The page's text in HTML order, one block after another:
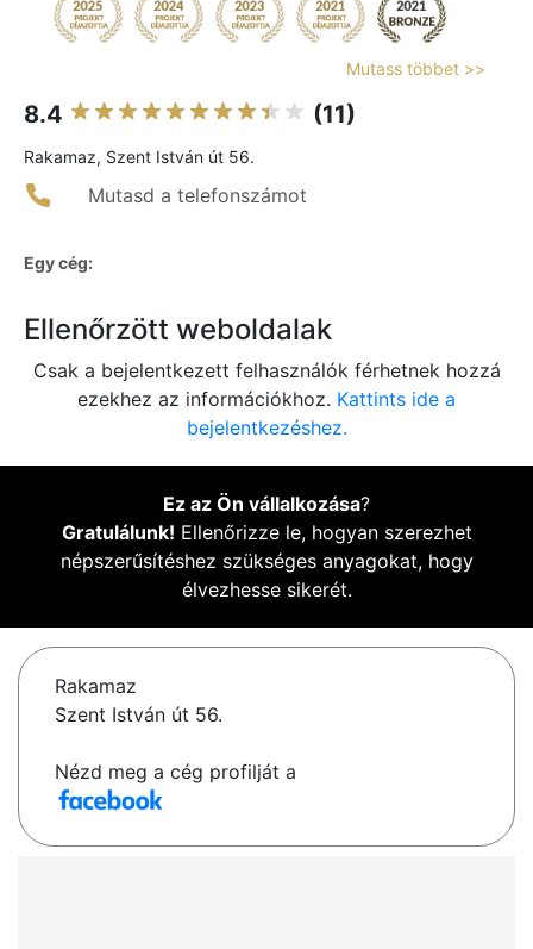
Mutass többet >>
8.4 (11)
Rakamaz, Szent István út 56.
Mutasd a telefonszámot
Egy cég:
Ellenőrzött weboldalak
Csak a bejelentkezett felhasználók férhetnek hozzá
ezekhez az információkhoz. Kattints ide a
bejelentkezéshez.
Ez az Ön vállalkozása?
Gratulálunk! Ellenőrizze le, hogyan szerezhet
népszerűsítéshez szükséges anyagokat, hogy
élvezhesse sikerét.
Rakamaz
Szent István út 56.
Nézd meg a cég profilját a